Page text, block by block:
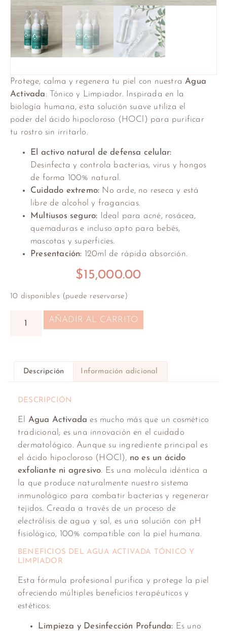
Protege, calma y regenera tu piel con nuestraAgua
Activada: Tónico y Limpiador. Inspirada en la
biología humana, esta solución suave utiliza el
poder del ácido hipocloroso (HOCl) para purificar
tu rostro sin irritarlo.
El activo natural de defensa celular:
Desinfecta y controla bacterias, virus y hongos
de forma 100% natural.
Cuidado extremo: No arde, no reseca y está
libre de alcohol y fragancias.
Multiusos seguro: Ideal para acné, rosácea,
quemaduras e incluso apto para bebés,
mascotas y superficies.
Presentación: 120ml de rápida absorción.
$15,000.00
10 disponibles (puede reservarse)
AÑADIR AL CARRITO
Descripción Información adicional
DESCRIPCIÓN
El Agua Activada es mucho más que un cosmético
tradicional; es una innovación en el cuidado
dermatológico. Aunque su ingrediente principal es
el ácido hipocloroso (HOCl), no es un ácido
exfoliante ni agresivo. Es una molécula idéntica a
la que produce naturalmente nuestro sistema
inmunológico para combatir bacterias y regenerar
tejidos. Creada a través de un proceso de
electrólisis de agua y sal, es una solución con pH
fisiológico, 100% compatible con la piel humana.
BENEFICIOS DEL AGUA ACTIVADA TÓNICO Y
LIMPIADOR
Esta fórmula profesional purifica y protege la piel
ofreciendo múltiples beneficios terapéuticos y
estéticos:
Limpieza y Desinfección Profunda: Es uno